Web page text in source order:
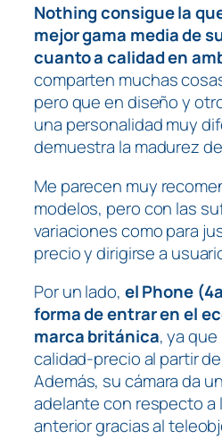
Nothing consigue la
mejor gama media de
cuanto a calidad en
comparten muchas
pero que en diseño y
una personalidad muy
demuestra la madurez
Me parecen muy
modelos, pero con las
variaciones como para
precio y dirigirse a
Por un lado, el Phone
forma de entrar en el
marca británica, ya
calidad-precio al partir
Además, su cámara da
adelante con respecto a
anterior gracias al